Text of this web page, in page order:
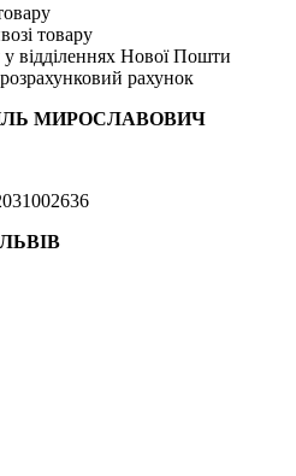
товару
відділеннях Нової Пошти
рахунок
МИРОСЛАВОВИЧ